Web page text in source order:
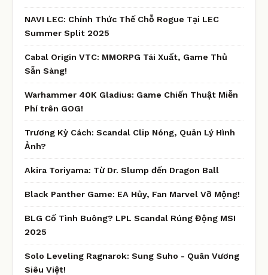
NAVI LEC: Chính Thức Thế Chỗ Rogue Tại LEC
Summer Split 2025
Cabal Origin VTC: MMORPG Tái Xuất, Game Thủ
Sẵn Sàng!
Warhammer 40K Gladius: Game Chiến Thuật Miễn
Phí trên GOG!
Trương Kỳ Cách: Scandal Clip Nóng, Quản Lý Hình
Ảnh?
Akira Toriyama: Từ Dr. Slump đến Dragon Ball
Black Panther Game: EA Hủy, Fan Marvel Vỡ Mộng!
BLG Cố Tình Buông? LPL Scandal Rúng Động MSI
2025
Solo Leveling Ragnarok: Sung Suho - Quân Vương
Siêu Việt!